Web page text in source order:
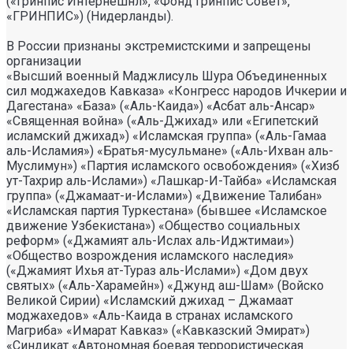
«ГРИНПИС») (Нидерланды).
В России признаны экстремистскими и запрещены
организации
«Высший военный Маджлисуль Шура Объединенных
сил моджахедов Кавказа» «Конгресс народов Ичкерии и
Дагестана» «База» («Аль-Каида») «Асбат аль-Ансар»
«Священная война» («Аль-Джихад» или «Египетский
исламский джихад») «Исламская группа» («Аль-Гамаа
аль-Исламия») «Братья-мусульмане» («Аль-Ихван аль-
Муслимун») «Партия исламского освобождения» («Хизб
ут-Тахрир аль-Ислами») «Лашкар-И-Тайба» «Исламская
группа» («Джамаат-и-Ислами») «Движение Талибан»
«Исламская партия Туркестана» (бывшее «Исламское
движение Узбекистана») «Общество социальных
реформ» («Джамият аль-Ислах аль-Иджтимаи»)
«Общество возрождения исламского наследия»
(«Джамият Ихья ат-Тураз аль-Ислами») «Дом двух
святых» («Аль-Харамейн») «Джунд аш-Шам» (Войско
Великой Сирии) «Исламский джихад – Джамаат
моджахедов» «Аль-Каида в странах исламского
Магриба» «Имарат Кавказ» («Кавказский Эмират»)
«Синдикат «Автономная боевая террористическая